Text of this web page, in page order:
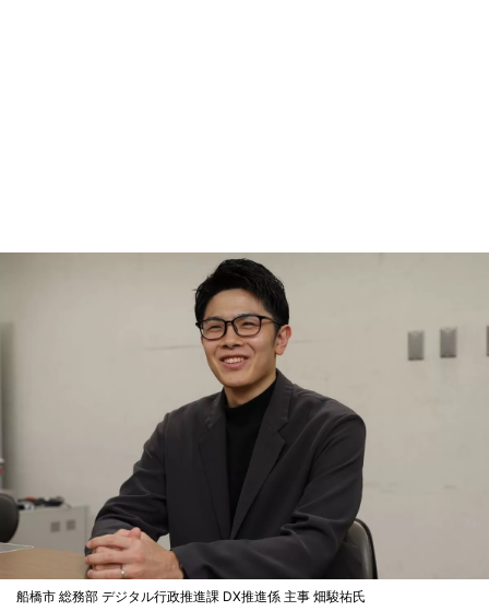
船橋市 総務部 デジタル行政推進課 DX推進係 主事 畑駿祐氏